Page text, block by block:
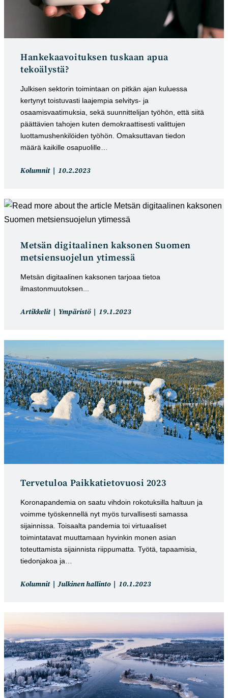
Hankekaavoituksen tuskaan apua
tekoälystä?
Julkisen sektorin toimintaan on pitkän ajan kuluessa
kertynyt toistuvasti laajempia selvitys- ja
osaamisvaatimuksia, sekä suunnittelijan työhön, että siitä
päättävien tahojen kuten demokraattisesti valittujen
luottamushenkilöiden työhön. Omaksuttavan tiedon
määrä kaikille osapuolille…
Artikkelin
Kolumnit
Artikkeli
10.2.2023
Metsän digitaalinen kaksonen Suomen
metsiensuojelun ytimessä
Metsän digitaalinen kaksonen tarjoaa tietoa
ilmastonmuutoksen...
Artikkelin
Artikkelit Ympäristö
Artikkeli
19.1.2023
Tervetuloa Paikkatietovuosi 2023
Koronapandemia on saatu vihdoin rokotuksilla haltuun ja
voimme työskennellä nyt myös turvallisesti samassa
sijainnissa. Toisaalta pandemia toi virtuaaliset
toimintatavat muuttamaan hyvinkin monen asian
toteuttamista sijainnista riippumatta. Työtä, tapaamisia,
tiedonjakoa ja…
Artikkelin
Kolumnit Julkinen hallinto
Artikkeli
10.1.2023